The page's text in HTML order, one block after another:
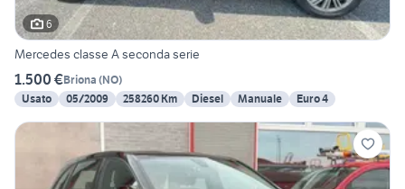
6
Mercedes classe A seconda serie
1.500 €Briona (NO)
Usato
05/2009 258260 Km Diesel Manuale Euro 4